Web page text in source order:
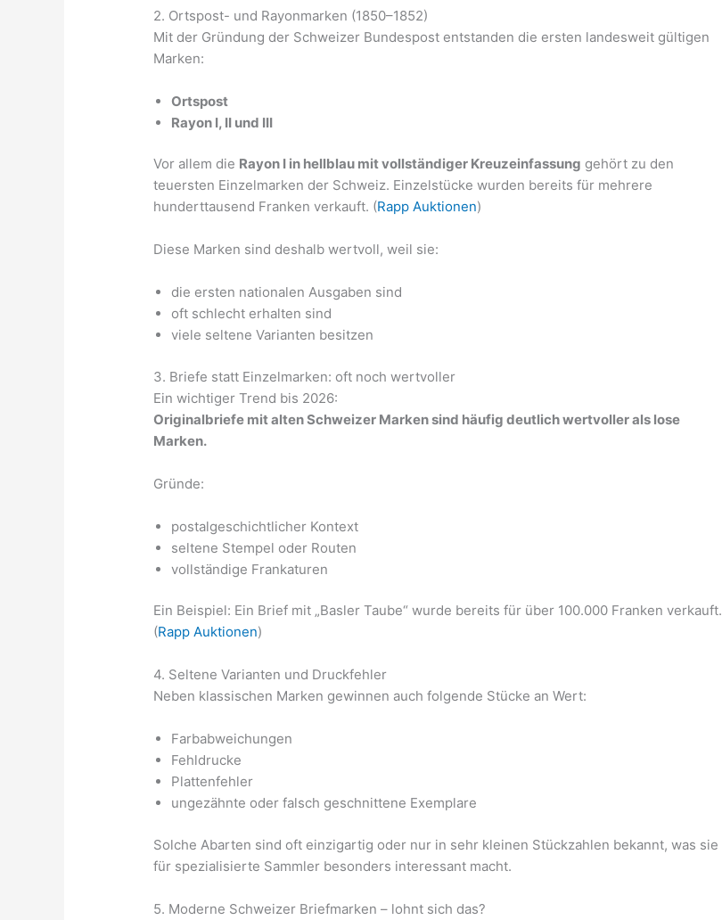
2. Ortspost- und Rayonmarken (1850–1852)
Mit der Gründung der Schweizer Bundespost entstanden die ersten landesweit gültigen
Marken:
Ortspost
Rayon I, II und III
Vor allem die Rayon I in hellblau mit vollständiger Kreuzeinfassung gehört zu den
teuersten Einzelmarken der Schweiz. Einzelstücke wurden bereits für mehrere
hunderttausend Franken verkauft. (Rapp Auktionen)
Diese Marken sind deshalb wertvoll, weil sie:
die ersten nationalen Ausgaben sind
oft schlecht erhalten sind
viele seltene Varianten besitzen
3. Briefe statt Einzelmarken: oft noch wertvoller
Ein wichtiger Trend bis 2026:
Originalbriefe mit alten Schweizer Marken sind häufig deutlich wertvoller als lose
Marken.
Gründe:
postalgeschichtlicher Kontext
seltene Stempel oder Routen
vollständige Frankaturen
Ein Beispiel: Ein Brief mit „Basler Taube“ wurde bereits für über 100.000 Franken verkauft.
(Rapp Auktionen)
4. Seltene Varianten und Druckfehler
Neben klassischen Marken gewinnen auch folgende Stücke an Wert:
Farbabweichungen
Fehldrucke
Plattenfehler
ungezähnte oder falsch geschnittene Exemplare
Solche Abarten sind oft einzigartig oder nur in sehr kleinen Stückzahlen bekannt, was sie
für spezialisierte Sammler besonders interessant macht.
5. Moderne Schweizer Briefmarken – lohnt sich das?